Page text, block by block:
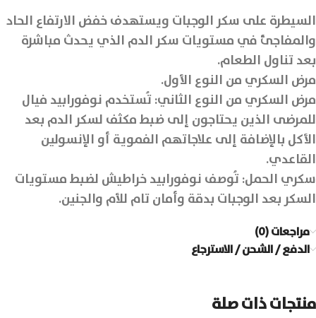
السيطرة على سكر الوجبات ويستهدف خفض الارتفاع الحاد
والمفاجئ في مستويات سكر الدم الذي يحدث مباشرة
بعد تناول الطعام.
مرض السكري من النوع الأول.
مرض السكري من النوع الثاني: تُستخدم نوفورابيد فيال
للمرضى الذين يحتاجون إلى ضبط مكثف لسكر الدم بعد
الأكل بالإضافة إلى علاجاتهم الفموية أو الإنسولين
القاعدي.
سكري الحمل: تُوصف نوفورابيد خراطيش لضبط مستويات
السكر بعد الوجبات بدقة وأمان تام للأم والجنين.
مراجعات (0)
الدفع / الشحن / الاسترجاع
منتجات ذات صلة